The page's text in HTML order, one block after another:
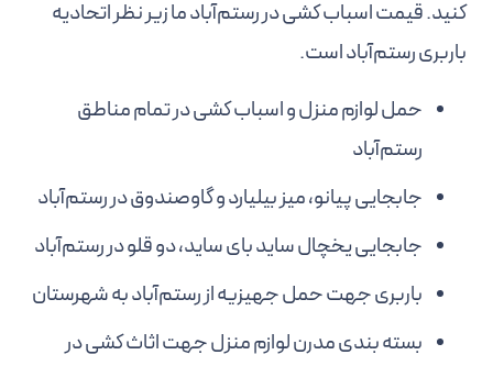
کنید. قیمت اسباب کشی در رستم‌آباد ما زیر نظر اتحادیه
باربری رستم‌آباد است.
حمل لوازم منزل و اسباب کشی در تمام مناطق
رستم‌آباد
جابجایی پیانو، میز بیلیارد و گاوصندوق در رستم‌آباد
جابجایی یخچال ساید بای ساید، دو قلو در رستم‌آباد
باربری جهت حمل جهیزیه از رستم‌آباد به شهرستان
بسته بندی مدرن لوازم منزل جهت اثاث کشی در